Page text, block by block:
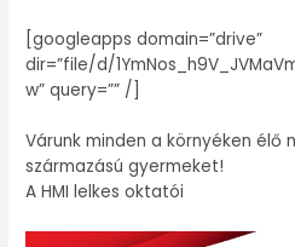
[googleapps domain=”drive”
dir=”file/d/
w” query=”” /]
Várunk minden a környéken élő
származású gyermeket!
A HMI lelkes oktatói